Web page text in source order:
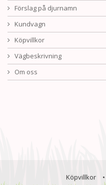
Förslag på djurnamn
Kundvagn
Köpvillkor
Vägbeskrivning
Om oss
Köpvillkor •